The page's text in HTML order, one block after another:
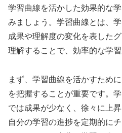
学習曲線を活かした効果的な
みましょう。学習曲線とは、
成果や理解度の変化を表した
理解することで、効率的な学習
まず、学習曲線を活かすため
を把握することが重要です。
では成果が少なく、徐々に上
自分の学習の進捗を定期的に